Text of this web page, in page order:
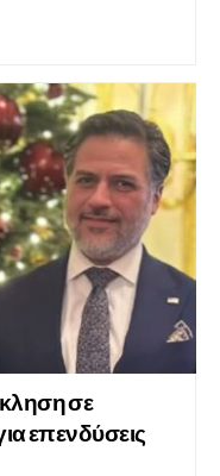
σε
επενδύσεις